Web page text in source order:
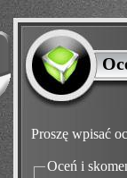
Proszę wpisać
Oceń i